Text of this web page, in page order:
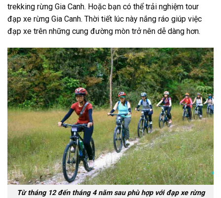
trekking rừng Gia Canh. Hoặc bạn có thể trải nghiệm tour
đạp xe rừng Gia Canh. Thời tiết lúc này nắng ráo giúp việc
đạp xe trên những cung đường mòn trở nên dễ dàng hơn.
Từ tháng 12 đến tháng 4 năm sau phù hợp với đạp xe rừng